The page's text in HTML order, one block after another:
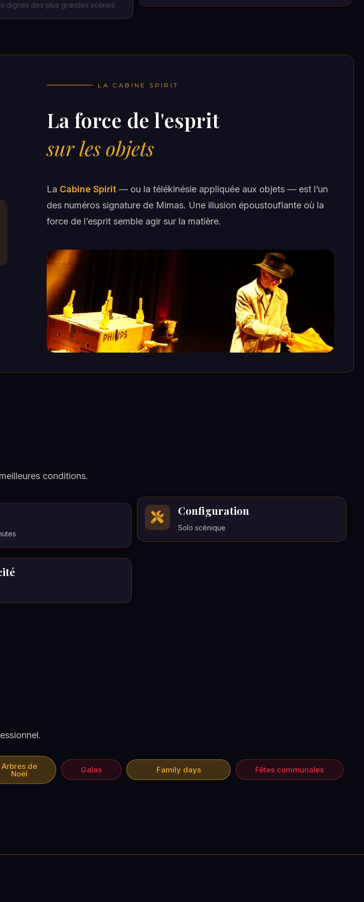
dignes des plus grandes scènes
LA CABINE SPIRIT
La force de l'esprit
sur les objets
La Cabine Spirit — ou la télékinésie appliquée aux objets — est l’un
des numéros signature de Mimas. Une illusion époustouflante où la
force de l’esprit semble agir sur la matière.
conditions.
Configuration
Solo scénique
Arbres de
Noël Galas Family days Fêtes communales